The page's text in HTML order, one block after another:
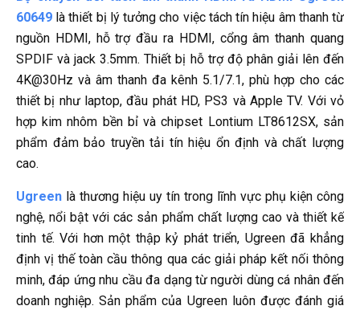
60649 là thiết bị lý tưởng cho việc tách tín hiệu âm thanh từ
nguồn HDMI, hỗ trợ đầu ra HDMI, cổng âm thanh quang
SPDIF và jack 3.5mm. Thiết bị hỗ trợ độ phân giải lên đến
4K@30Hz và âm thanh đa kênh 5.1/7.1, phù hợp cho các
thiết bị như laptop, đầu phát HD, PS3 và Apple TV. Với vỏ
hợp kim nhôm bền bỉ và chipset Lontium LT8612SX, sản
phẩm đảm bảo truyền tải tín hiệu ổn định và chất lượng
cao.
Ugreen là thương hiệu uy tín trong lĩnh vực phụ kiện công
nghệ, nổi bật với các sản phẩm chất lượng cao và thiết kế
tinh tế. Với hơn một thập kỷ phát triển, Ugreen đã khẳng
định vị thế toàn cầu thông qua các giải pháp kết nối thông
minh, đáp ứng nhu cầu đa dạng từ người dùng cá nhân đến
doanh nghiệp. Sản phẩm của Ugreen luôn được đánh giá